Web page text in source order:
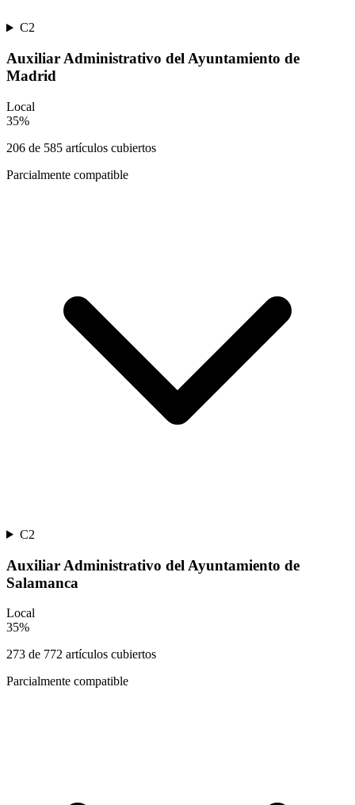
C2
Auxiliar Administrativo del Ayuntamiento de
Madrid
Local
35%
206 de 585 artículos cubiertos
Parcialmente compatible
C2
Auxiliar Administrativo del Ayuntamiento de
Salamanca
Local
35%
273 de 772 artículos cubiertos
Parcialmente compatible